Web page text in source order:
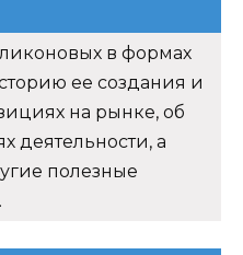
в формах
ее создания и
на рынке, об
деятельности, а
полезные